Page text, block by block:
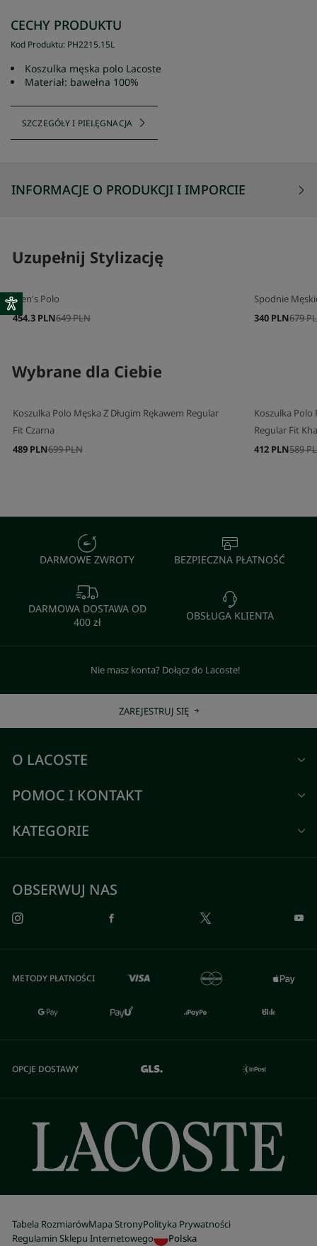
CECHY PRODUKTU
Kod Produktu: PH2215.15L
Koszulka męska polo Lacoste
Materiał: bawełna 100%
SZCZEGÓŁY I PIELĘGNACJA
INFORMACJE O PRODUKCJI I IMPORCIE
Uzupełnij Stylizację
Men's Polo
649 PLN
454.3 PLN
Spodnie
679
340 PLN
Wybrane dla Ciebie
Koszulka Polo Męska Z Długim Rękawem Regular
Fit Czarna
699 PLN
489 PLN
Koszulka Polo
Regular Fit
589
412 PLN
DARMOWE ZWROTY BEZPIECZNA PŁATNOŚĆ
DARMOWA DOSTAWA OD
400 zł
OBSŁUGA KLIENTA
Nie masz konta? Dołącz do Lacoste!
ZAREJESTRUJ SIĘ
O LACOSTE
POMOC I KONTAKT
KATEGORIE
OBSERWUJ NAS
METODY PŁATNOŚCI
OPCJE DOSTAWY
Tabela RozmiarówMapa StronyPolityka Prywatności
Regulamin Sklepu Internetowego
Polska